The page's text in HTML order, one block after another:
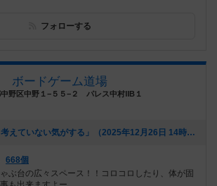
フォローする
ボードゲーム道場
野区中野１−５５−２ パレス中村ⅡB１
[NEW] 「うちの子、考えていない気がする」（2025年12月26日 14時35分）
668個
ぶ台の広々スペース！！コロコロしたり、体が固